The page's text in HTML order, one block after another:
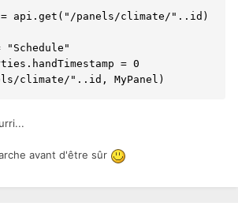
= api.get("/panels/climate/"..id)
"Schedule"
= 0
climate/"..id, MyPanel)
avant d'être sûr